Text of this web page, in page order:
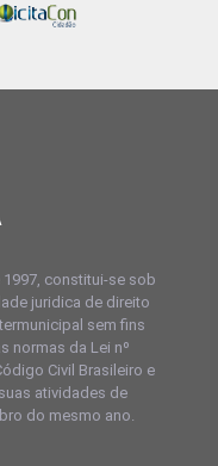
constitui-se sob
juridica de direito
sem fins
normas da Lei nº
Civil Brasileiro e
atividades de
do mesmo ano.